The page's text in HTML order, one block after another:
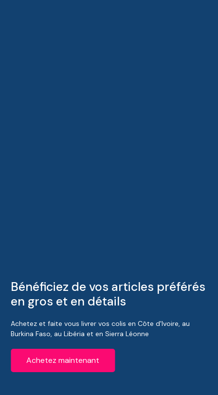
Bénéficiez de vos articles préférés
en gros et en détails
Achetez et faite vous livrer vos colis en Côte d'Ivoire, au
Burkina Faso, au Libéria et en Sierra Léonne
Achetez maintenant